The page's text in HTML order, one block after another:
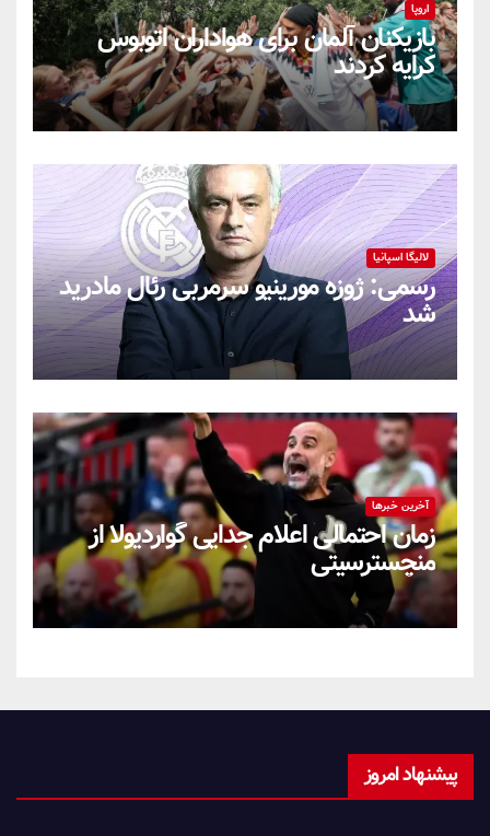
اروپا
بازیکنان آلمان برای هواداران اتوبوس
کرایه کردند
لالیگا اسپانیا
رسمی: ژوزه مورینیو سرمربی رئال مادرید
شد
آخرین خبرها
زمان احتمالی اعلام جدایی گواردیولا از
منچسترسیتی
پیشنهاد امروز